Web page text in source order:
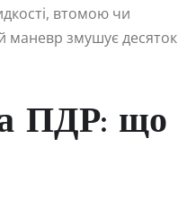
втомою чи
маневр змушує десяток
ПДР: що